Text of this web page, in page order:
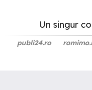
Un singur
publi24.ro